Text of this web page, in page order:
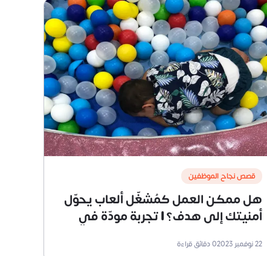
قصص نجاح الموظفين
هل ممكن العمل كمُشغّل ألعاب يحوّل
أمنيتك إلى هدف؟ | تجربة مودّة في
22 نوفمبر 2023 0دقائق قراءة